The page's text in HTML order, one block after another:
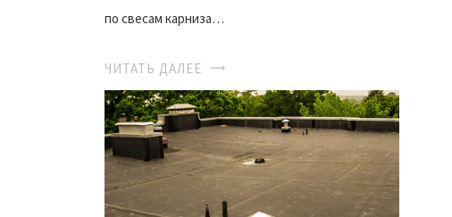
по свесам карниза…
ЧИТАТЬ ДАЛЕЕ